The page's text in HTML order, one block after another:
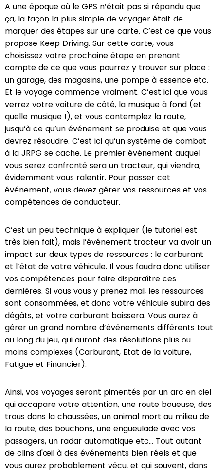
A une époque où le GPS n’était pas si répandu que
ça, la façon la plus simple de voyager était de
marquer des étapes sur une carte. C’est ce que vous
propose Keep Driving. Sur cette carte, vous
choisissez votre prochaine étape en prenant
compte de ce que vous pourrez y trouver sur place :
un garage, des magasins, une pompe à essence etc.
Et le voyage commence vraiment. C’est ici que vous
verrez votre voiture de côté, la musique à fond (et
quelle musique !), et vous contemplez la route,
jusqu’à ce qu’un événement se produise et que vous
devrez résoudre. C’est ici qu’un système de combat
à la JRPG se cache. Le premier événement auquel
vous serez confronté sera un tracteur, qui viendra,
évidemment vous ralentir. Pour passer cet
événement, vous devez gérer vos ressources et vos
compétences de conducteur.
C’est un peu technique à expliquer (le tutoriel est
très bien fait), mais l’événement tracteur va avoir un
impact sur deux types de ressources : le carburant
et l’état de votre véhicule. Il vous faudra donc utiliser
vos compétences pour faire disparaître ces
dernières. Si vous vous y prenez mal, les ressources
sont consommées, et donc votre véhicule subira des
dégâts, et votre carburant baissera. Vous aurez à
gérer un grand nombre d’événements différents tout
au long du jeu, qui auront des résolutions plus ou
moins complexes (Carburant, Etat de la voiture,
Fatigue et Financier).
Ainsi, vos voyages seront pimentés par un arc en ciel
qui accapare votre attention, une route boueuse, des
trous dans la chaussées, un animal mort au milieu de
la route, des bouchons, une engueulade avec vos
passagers, un radar automatique etc… Tout autant
de clins d'œil à des événements bien réels et que
vous aurez probablement vécu, et qui souvent, dans